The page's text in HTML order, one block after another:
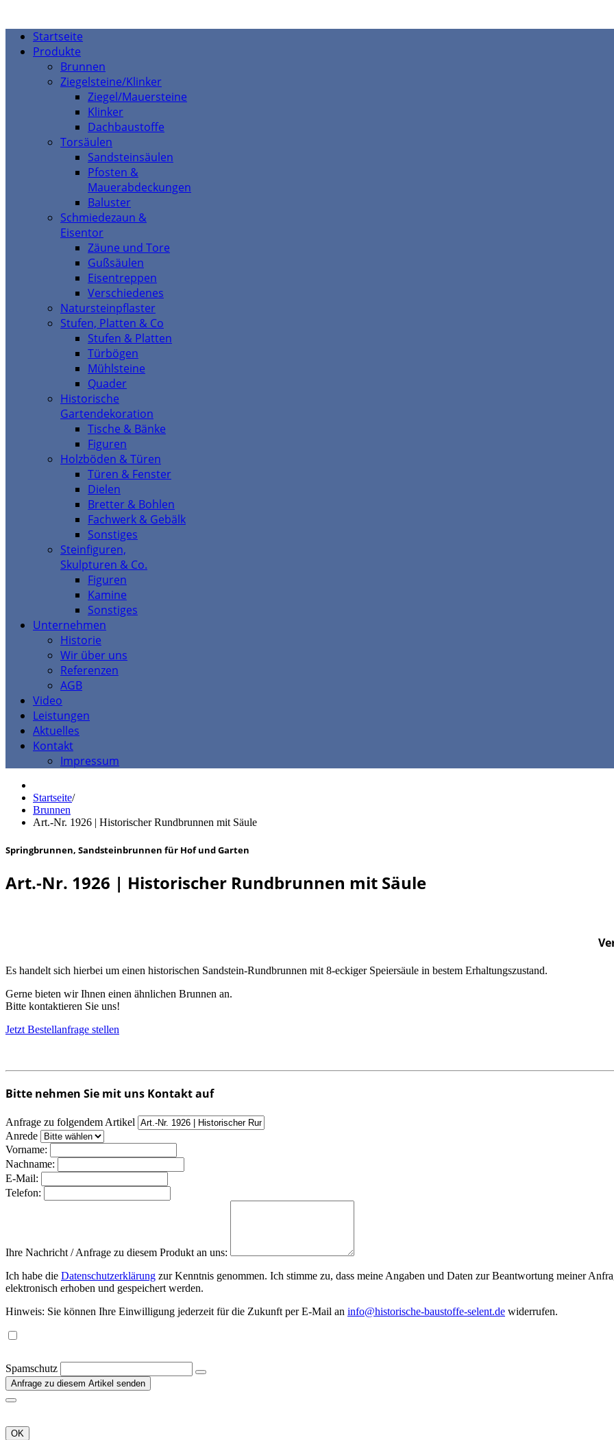
Startseite
Produkte
Brunnen
Ziegelsteine/Klinker
Ziegel/Mauersteine
Klinker
Dachbaustoffe
Torsäulen
Sandsteinsäulen
Pfosten &
Mauerabdeckungen
Baluster
Schmiedezaun &
Eisentor
Zäune und Tore
Gußsäulen
Eisentreppen
Verschiedenes
Natursteinpflaster
Stufen, Platten & Co
Stufen & Platten
Türbögen
Mühlsteine
Quader
Historische
Gartendekoration
Tische & Bänke
Figuren
Holzböden & Türen
Türen & Fenster
Dielen
Bretter & Bohlen
Fachwerk & Gebälk
Sonstiges
Steinfiguren,
Skulpturen & Co.
Figuren
Kamine
Sonstiges
Unternehmen
Historie
Wir über uns
Referenzen
AGB
Video
Leistungen
Aktuelles
Kontakt
Impressum
Startseite/
Brunnen
Art.-Nr. 1926 | Historischer Rundbrunnen mit Säule
Springbrunnen, Sandsteinbrunnen für Hof und Garten
Art.-Nr. 1926 | Historischer Rundbrunnen mit Säule
Es handelt sich hierbei um einen historischen Sandstein-Rundbrunnen mit 8-eckiger Speiersäule in bestem Erhaltungszustand.
Gerne bieten wir Ihnen einen ähnlichen Brunnen an.
Bitte kontaktieren Sie uns!
Jetzt Bestellanfrage stellen
Bitte nehmen Sie mit uns Kontakt auf
Anfrage zu folgendem Artikel
Anrede
Vorname:
Nachname:
E-Mail:
Telefon:
Ihre Nachricht / Anfrage zu diesem Produkt an uns:
Ich habe die Datenschutzerklärung zur Kenntnis genommen. Ich stimme zu, dass meine Angaben und Daten zur Beantwortung meiner
elektronisch erhoben und gespeichert werden.
Hinweis: Sie können Ihre Einwilligung jederzeit für die Zukunft per E-Mail an info@historische-baustoffe-selent.de widerrufen.
Spamschutz
Anfrage zu diesem Artikel senden
OK